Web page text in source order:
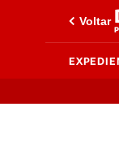
Voltar